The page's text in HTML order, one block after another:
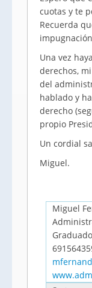
cuotas y te
Recuerda
Una vez
derechos,
del
hablado y
derecho
propio
Un cordial
Miguel.
Miguel